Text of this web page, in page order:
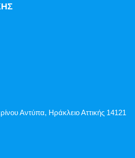
Αντύπα, Ηράκλειο Αττικής 14121